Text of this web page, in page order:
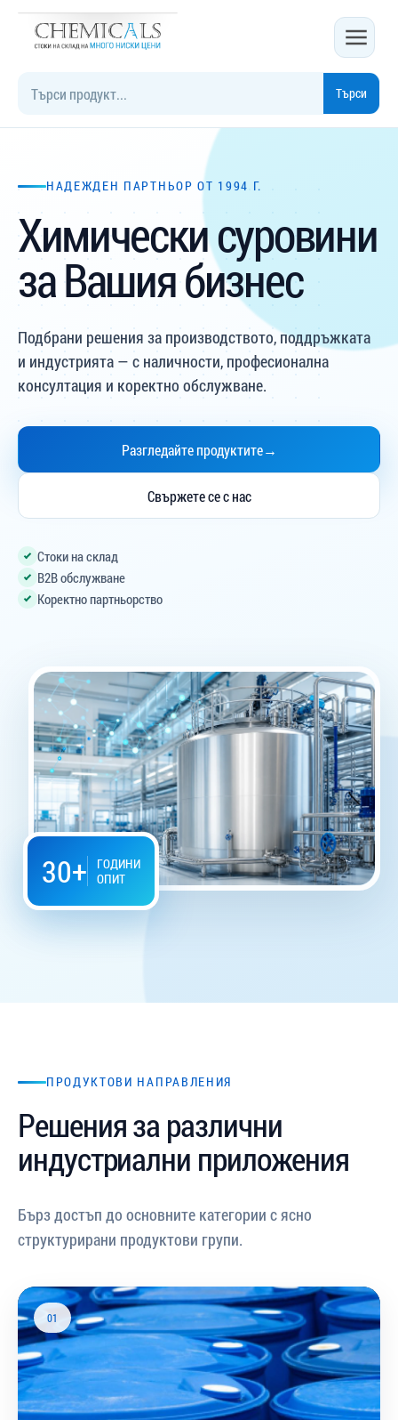
Търси продукт
Търси
НАДЕЖДЕН ПАРТНЬОР ОТ 1994 Г.
Химически суровини
за Вашия бизнес
Подбрани решения за производството, поддръжката
и индустрията — с наличности, професионална
консултация и коректно обслужване.
Разгледайте продуктите→
Свържете се с нас
Стоки на склад
B2B обслужване
Коректно партньорство
30+
ГОДИНИ
ОПИТ
ПРОДУКТОВИ НАПРАВЛЕНИЯ
Решения за различни
индустриални приложения
Бърз достъп до основните категории с ясно
структурирани продуктови групи.
01